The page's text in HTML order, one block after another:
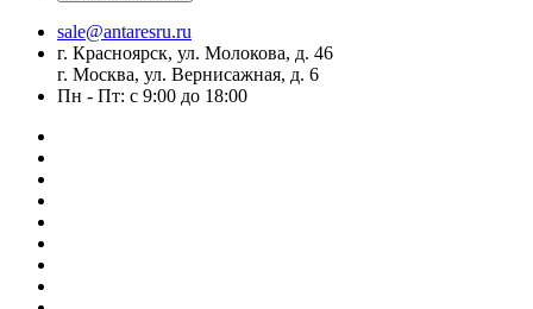
sale@antaresru.ru
г. Красноярск, ул. Молокова, д. 46
г. Москва, ул. Вернисажная, д. 6
Пн - Пт: с 9:00 до 18:00